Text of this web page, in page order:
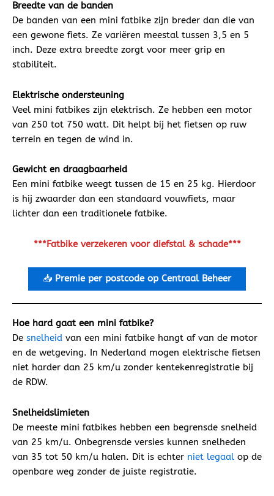
Breedte van de banden
De banden van een mini fatbike zijn breder dan die van
een gewone fiets. Ze variëren meestal tussen 3,5 en 5
inch. Deze extra breedte zorgt voor meer grip en
stabiliteit.
Elektrische ondersteuning
Veel mini fatbikes zijn elektrisch. Ze hebben een motor
van 250 tot 750 watt. Dit helpt bij het fietsen op ruw
terrein en tegen de wind in.
Gewicht en draagbaarheid
Een mini fatbike weegt tussen de 15 en 25 kg. Hierdoor
is hij zwaarder dan een standaard vouwfiets, maar
lichter dan een traditionele fatbike.
***Fatbike verzekeren voor diefstal & schade***
📥 Premie per postcode op Centraal Beheer
Hoe hard gaat een mini fatbike?
De snelheid van een mini fatbike hangt af van de motor
en de wetgeving. In Nederland mogen elektrische fietsen
niet harder dan 25 km/u zonder kentekenregistratie bij
de RDW.
Snelheidslimieten
De meeste mini fatbikes hebben een begrensde snelheid
van 25 km/u. Onbegrensde versies kunnen snelheden
van 35 tot 50 km/u halen. Dit is echter niet legaal op de
openbare weg zonder de juiste registratie.